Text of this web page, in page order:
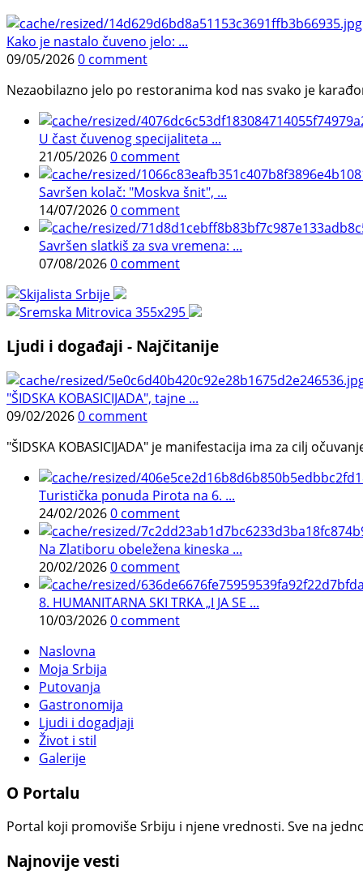
Kako je nastalo čuveno jelo: ...
09/05/20260 comment
Nezaobilazno jelo po restoranima kod nas svako je
U čast čuvenog specijaliteta ...
21/05/20260 comment
Savršen kolač: "Moskva šnit", ...
14/07/20260 comment
Savršen slatkiš za sva vremena: ...
07/08/20260 comment
Ljudi i događaji - Najčitanije
"ŠIDSKA KOBASICIJADA", tajne ...
09/02/20260 comment
"ŠIDSKA KOBASICIJADA" je manifestacija ima za cilj
Turistička ponuda Pirota na 6. ...
24/02/20260 comment
Na Zlatiboru obeležena kineska ...
20/02/20260 comment
8. HUMANITARNA SKI TRKA „I JA SE ...
10/03/20260 comment
Naslovna
Moja Srbija
Putovanja
Gastronomija
Ljudi i dogadjaji
Život i stil
Galerije
O Portalu
Portal koji promoviše Srbiju i njene vrednosti. Sve na
Najnovije vesti